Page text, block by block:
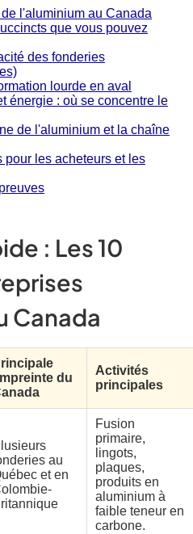
l'aluminium au Canada
que vous pouvez
des fonderies
lourde en aval
énergie : où se concentre le
de l'aluminium et la chaîne
pour les acheteurs et les
: Les 10
Canada
du
Activités
principales
au
et en
Fusion
primaire,
lingots,
plaques,
produits en
aluminium à
faible teneur en
carbone.